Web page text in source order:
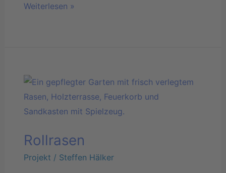
Weiterlesen »
Rollrasen
Projekt / Steffen Hälker
Rollrasen